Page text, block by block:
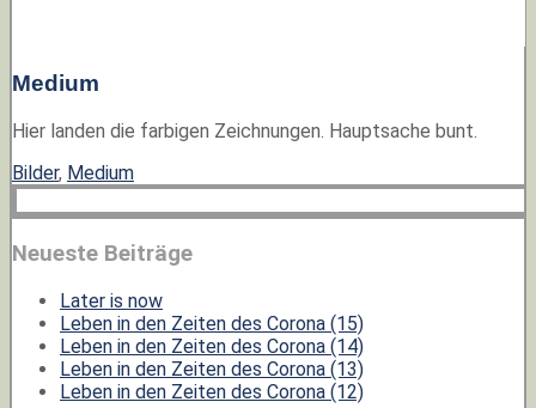
Medium
Hier landen die farbigen Zeichnungen. Hauptsache bunt.
Bilder, Medium
Neueste Beiträge
Later is now
Leben in den Zeiten des Corona (15)
Leben in den Zeiten des Corona (14)
Leben in den Zeiten des Corona (13)
Leben in den Zeiten des Corona (12)